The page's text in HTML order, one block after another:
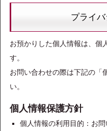
プライ
お預かりした個人情報は、個
す。
お問い合わせの際は下記の「
い。
個人情報保護方針
個人情報の利用目的：お